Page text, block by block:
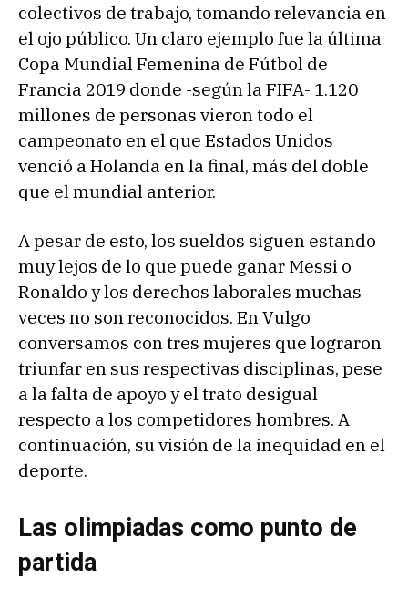
colectivos de trabajo, tomando relevancia en
el ojo público. Un claro ejemplo fue la última
Copa Mundial Femenina de Fútbol de
Francia 2019 donde -según la FIFA- 1.120
millones de personas vieron todo el
campeonato en el que Estados Unidos
venció a Holanda en la final, más del doble
que el mundial anterior.
A pesar de esto, los sueldos siguen estando
muy lejos de lo que puede ganar Messi o
Ronaldo y los derechos laborales muchas
veces no son reconocidos. En Vulgo
conversamos con tres mujeres que lograron
triunfar en sus respectivas disciplinas, pese
a la falta de apoyo y el trato desigual
respecto a los competidores hombres. A
continuación, su visión de la inequidad en el
deporte.
Las olimpiadas como punto de
partida